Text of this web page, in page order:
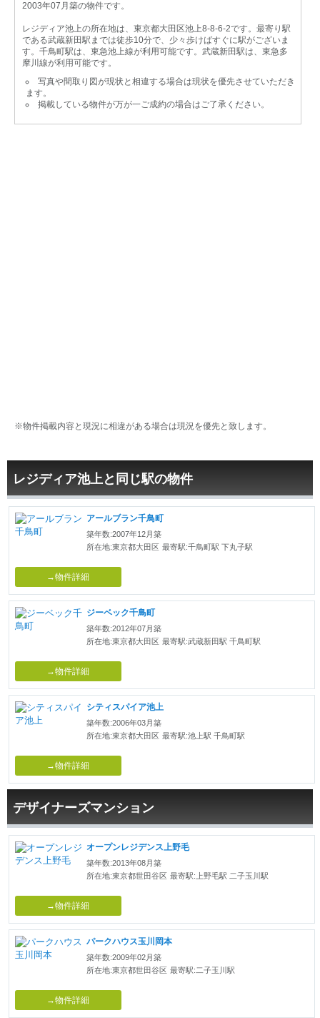
2003年07月築の物件です。
レジディア池上の所在地は、東京都大田区池上8-8-6-2です。最寄り駅
である武蔵新田駅までは徒歩10分で、少々歩けばすぐに駅がございま
す。千鳥町駅は、東急池上線が利用可能です。武蔵新田駅は、東急多
摩川線が利用可能です。
写真や間取り図が現状と相違する場合は現状を優先させていただき
ます。
掲載している物件が万が一ご成約の場合はご了承ください。
※物件掲載内容と現況に相違がある場合は現況を優先と致します。
レジディア池上と同じ駅の物件
アールブラン千鳥町
築年数:2007年12月築
所在地:東京都大田区 最寄駅:千鳥町駅 下丸子駅
→物件詳細
ジーベック千鳥町
築年数:2012年07月築
所在地:東京都大田区 最寄駅:武蔵新田駅 千鳥町駅
→物件詳細
シティスパイア池上
築年数:2006年03月築
所在地:東京都大田区 最寄駅:池上駅 千鳥町駅
→物件詳細
デザイナーズマンション
オープンレジデンス上野毛
築年数:2013年08月築
所在地:東京都世田谷区 最寄駅:上野毛駅 二子玉川駅
→物件詳細
パークハウス玉川岡本
築年数:2009年02月築
所在地:東京都世田谷区 最寄駅:二子玉川駅
→物件詳細